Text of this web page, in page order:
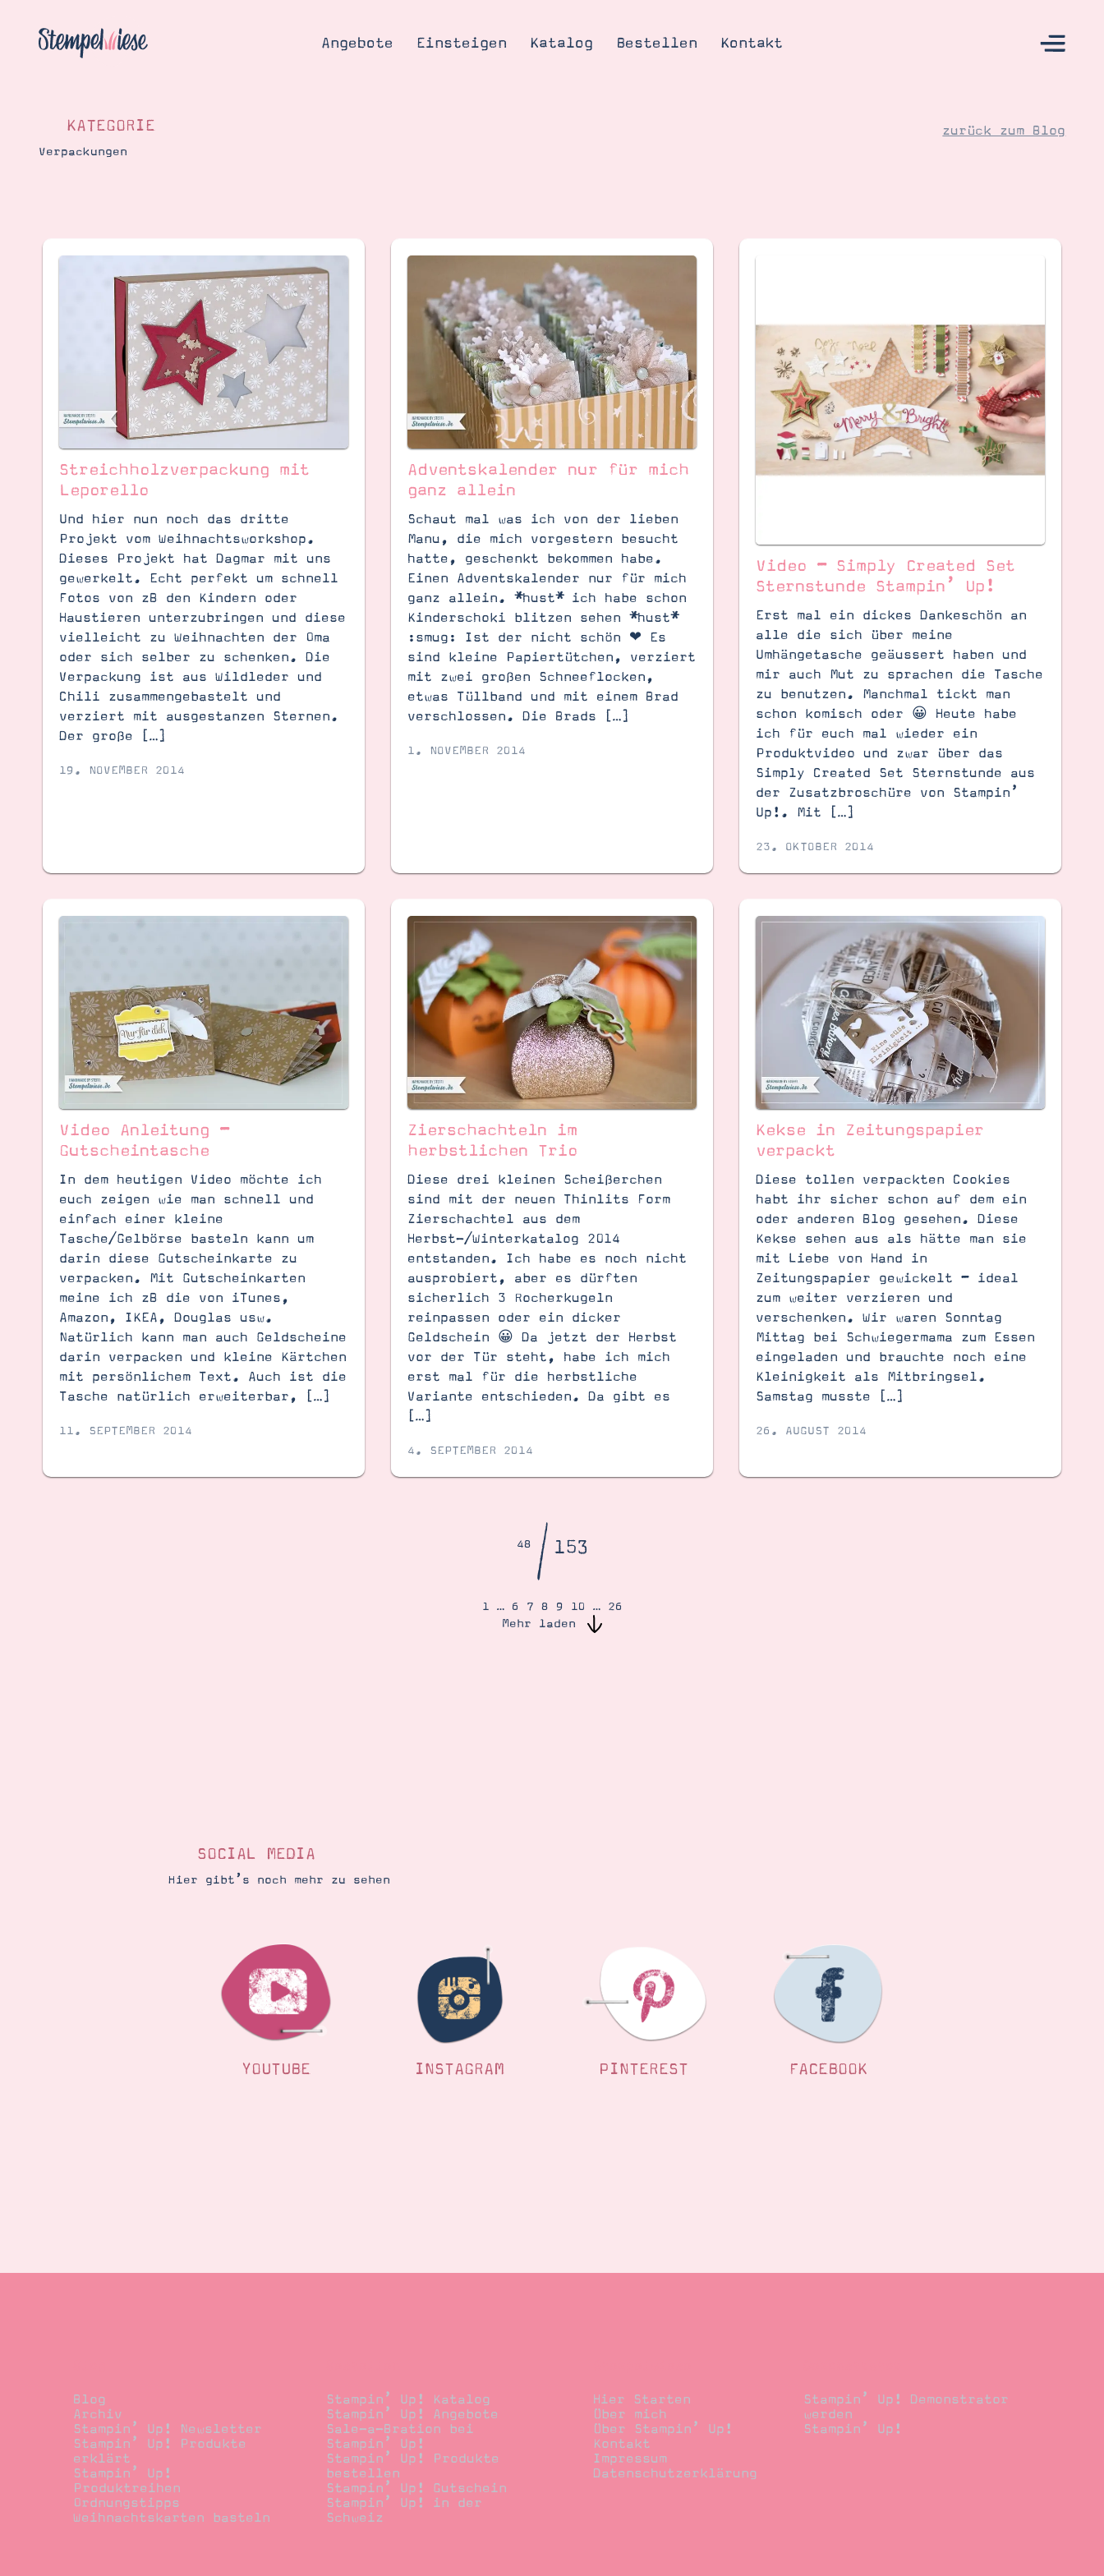
Angebote Einsteigen Katalog Bestellen Kontakt
Katalog
Bestellen
Kontakt
Blog
Gutscheine
Produkte erklärt
Über mich
Über Stampin’ Up!
Suche Impressum Datenschutz
SUCHE
KATEGORIE
Verpackungen
zurück zum Blog
Streichholzverpackung mit
Leporello
Und hier nun noch das dritte
Projekt vom Weihnachtsworkshop.
Dieses Projekt hat Dagmar mit uns
gewerkelt. Echt perfekt um schnell
Fotos von zB den Kindern oder
Haustieren unterzubringen und diese
vielleicht zu Weihnachten der Oma
oder sich selber zu schenken. Die
Verpackung ist aus Wildleder und
Chili zusammengebastelt und
verziert mit ausgestanzen Sternen.
Der große […]
19. NOVEMBER 2014
Adventskalender nur für mich
ganz allein
Schaut mal was ich von der lieben
Manu, die mich vorgestern besucht
hatte, geschenkt bekommen habe.
Einen Adventskalender nur für mich
ganz allein. *hust* ich habe schon
Kinderschoki blitzen sehen *hust*
:smug: Ist der nicht schön ❤ Es
sind kleine Papiertütchen, verziert
mit zwei großen Schneeflocken,
etwas Tüllband und mit einem Brad
verschlossen. Die Brads […]
1. NOVEMBER 2014
Video – Simply Created Set
Sternstunde Stampin’ Up!
Erst mal ein dickes Dankeschön an
alle die sich über meine
Umhängetasche geäussert haben und
mir auch Mut zu sprachen die Tasche
zu benutzen. Manchmal tickt man
schon komisch oder 😀 Heute habe
ich für euch mal wieder ein
Produktvideo und zwar über das
Simply Created Set Sternstunde aus
der Zusatzbroschüre von Stampin’
Up!. Mit […]
23. OKTOBER 2014
Video Anleitung –
Gutscheintasche
In dem heutigen Video möchte ich
euch zeigen wie man schnell und
einfach einer kleine
Tasche/Gelbörse basteln kann um
darin diese Gutscheinkarte zu
verpacken. Mit Gutscheinkarten
meine ich zB die von iTunes,
Amazon, IKEA, Douglas usw.
Natürlich kann man auch Geldscheine
darin verpacken und kleine Kärtchen
mit persönlichem Text. Auch ist die
Tasche natürlich erweiterbar, […]
11. SEPTEMBER 2014
Zierschachteln im
herbstlichen Trio
Diese drei kleinen Scheißerchen
sind mit der neuen Thinlits Form
Zierschachtel aus dem
Herbst-/Winterkatalog 2014
entstanden. Ich habe es noch nicht
ausprobiert, aber es dürften
sicherlich 3 Rocherkugeln
reinpassen oder ein dicker
Geldschein 😀 Da jetzt der Herbst
vor der Tür steht, habe ich mich
erst mal für die herbstliche
Variante entschieden. Da gibt es
[…]
4. SEPTEMBER 2014
Kekse in Zeitungspapier
verpackt
Diese tollen verpackten Cookies
habt ihr sicher schon auf dem ein
oder anderen Blog gesehen. Diese
Kekse sehen aus als hätte man sie
mit Liebe von Hand in
Zeitungspapier gewickelt – ideal
zum weiter verzieren und
verschenken. Wir waren Sonntag
Mittag bei Schwiegermama zum Essen
eingeladen und brauchte noch eine
Kleinigkeit als Mitbringsel.
Samstag musste […]
26. AUGUST 2014
48/153
1 … 6 7 8 9 10 …
26
Mehr laden
SOCIAL MEDIA
Hier gibt’s noch mehr zu sehen
YOUTUBE INSTAGRAM PINTEREST FACEBOOK
Blog
Archiv
Stampin’ Up! Newsletter
Stampin’ Up! Produkte
erklärt
Stampin’ Up!
Produktreihen
Ordnungstipps
Weihnachtskarten basteln
Stampin’ Up! Katalog
Stampin’ Up! Angebote
Sale-a-Bration bei
Stampin’ Up!
Stampin’ Up! Produkte
bestellen
Stampin’ Up! Gutschein
Stampin’ Up! in der
Schweiz
Hier Starten
Über mich
Über Stampin’ Up!
Kontakt
Impressum
Datenschutzerklärung
Stampin’ Up! Demonstrator
werden
Stampin’ Up!